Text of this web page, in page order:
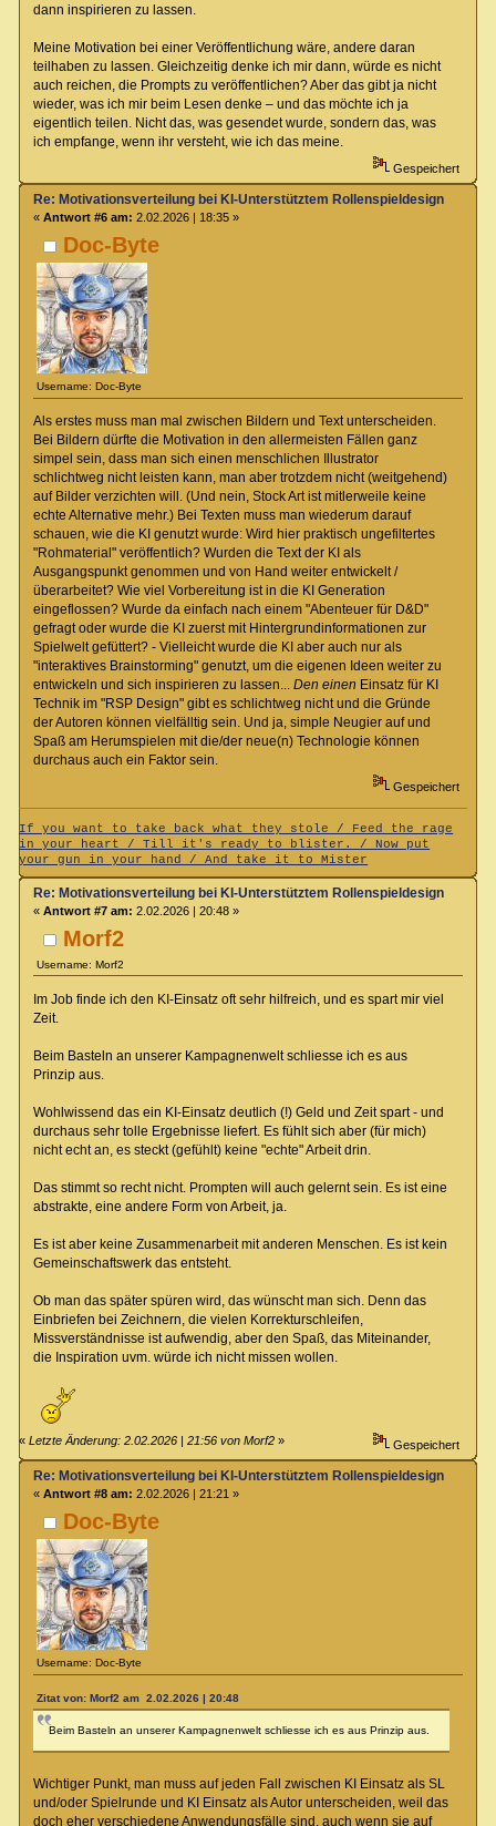
dann inspirieren zu lassen.
Meine Motivation bei einer Veröffentlichung wäre, andere daran
teilhaben zu lassen. Gleichzeitig denke ich mir dann, würde es nicht
auch reichen, die Prompts zu veröffentlichen? Aber das gibt ja nicht
wieder, was ich mir beim Lesen denke – und das möchte ich ja
eigentlich teilen. Nicht das, was gesendet wurde, sondern das, was
ich empfange, wenn ihr versteht, wie ich das meine.
Gespeichert
Doc-Byte
Username: Doc-Byte
Re: Motivationsverteilung bei KI-Unterstütztem Rollenspieldesign
« Antwort #6 am: 2.02.2026 | 18:35 »
Als erstes muss man mal zwischen Bildern und Text unterscheiden.
Bei Bildern dürfte die Motivation in den allermeisten Fällen ganz
simpel sein, dass man sich einen menschlichen Illustrator
schlichtweg nicht leisten kann, man aber trotzdem nicht (weitgehend)
auf Bilder verzichten will. (Und nein, Stock Art ist mitlerweile keine
echte Alternative mehr.) Bei Texten muss man wiederum darauf
schauen, wie die KI genutzt wurde: Wird hier praktisch ungefiltertes
"Rohmaterial" veröffentlich? Wurden die Text der KI als
Ausgangspunkt genommen und von Hand weiter entwickelt /
überarbeitet? Wie viel Vorbereitung ist in die KI Generation
eingeflossen? Wurde da einfach nach einem "Abenteuer für D&D"
gefragt oder wurde die KI zuerst mit Hintergrundinformationen zur
Spielwelt gefüttert? - Vielleicht wurde die KI aber auch nur als
"interaktives Brainstorming" genutzt, um die eigenen Ideen weiter zu
entwickeln und sich inspirieren zu lassen... Den einen Einsatz für KI
Technik im "RSP Design" gibt es schlichtweg nicht und die Gründe
der Autoren können vielfälltig sein. Und ja, simple Neugier auf und
Spaß am Herumspielen mit die/der neue(n) Technologie können
durchaus auch ein Faktor sein.
Gespeichert
If you want to take back what they stole / Feed the rage
in your heart / Till it's ready to blister. / Now put
your gun in your hand / And take it to Mister
Morf2
Username: Morf2
Re: Motivationsverteilung bei KI-Unterstütztem Rollenspieldesign
« Antwort #7 am: 2.02.2026 | 20:48 »
Im Job finde ich den KI-Einsatz oft sehr hilfreich, und es spart mir viel
Zeit.
Beim Basteln an unserer Kampagnenwelt schliesse ich es aus
Prinzip aus.
Wohlwissend das ein KI-Einsatz deutlich (!) Geld und Zeit spart - und
durchaus sehr tolle Ergebnisse liefert. Es fühlt sich aber (für mich)
nicht echt an, es steckt (gefühlt) keine "echte" Arbeit drin.
Das stimmt so recht nicht. Prompten will auch gelernt sein. Es ist eine
abstrakte, eine andere Form von Arbeit, ja.
Es ist aber keine Zusammenarbeit mit anderen Menschen. Es ist kein
Gemeinschaftswerk das entsteht.
Ob man das später spüren wird, das wünscht man sich. Denn das
Einbriefen bei Zeichnern, die vielen Korrekturschleifen,
Missverständnisse ist aufwendig, aber den Spaß, das Miteinander,
die Inspiration uvm. würde ich nicht missen wollen.
«Letzte Änderung: 2.02.2026 | 21:56 von Morf2 » Gespeichert
Doc-Byte
Username: Doc-Byte
Re: Motivationsverteilung bei KI-Unterstütztem Rollenspieldesign
« Antwort #8 am: 2.02.2026 | 21:21 »
Zitat von: Morf2 am 2.02.2026 | 20:48
Beim Basteln an unserer Kampagnenwelt schliesse ich es aus Prinzip aus.
Wichtiger Punkt, man muss auf jeden Fall zwischen KI Einsatz als SL
und/oder Spielrunde und KI Einsatz als Autor unterscheiden, weil das
doch eher verschiedene Anwendungsfälle sind, auch wenn sie auf